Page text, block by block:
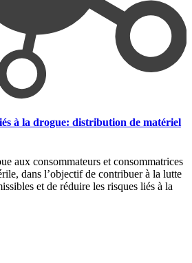
à la drogue: distribution de matériel
aux consommateurs et consommatrices
dans l’objectif de contribuer à la lutte
et de réduire les risques liés à la